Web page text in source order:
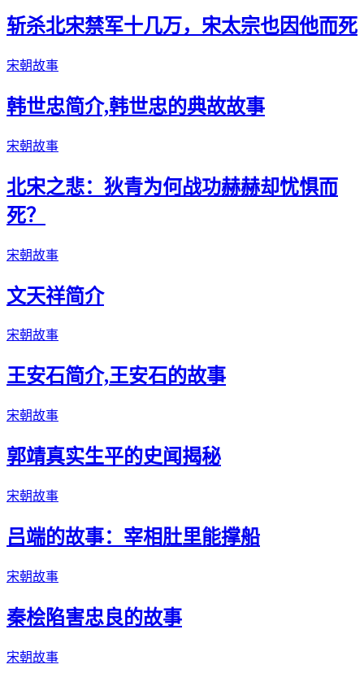
斩杀北宋禁军十几万，宋太宗也因他而死
宋朝故事
韩世忠简介,韩世忠的典故故事
宋朝故事
北宋之悲：狄青为何战功赫赫却忧惧而
死？
宋朝故事
文天祥简介
宋朝故事
王安石简介,王安石的故事
宋朝故事
郭靖真实生平的史闻揭秘
宋朝故事
吕端的故事：宰相肚里能撑船
宋朝故事
秦桧陷害忠良的故事
宋朝故事